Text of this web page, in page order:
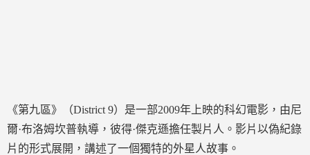
《第九區》（District 9）是一部2009年上映的科幻電影，由尼
爾·布洛姆坎普執導，彼得·傑克遜擔任製片人。影片以偽紀錄
片的形式展開，講述了一個獨特的外星人故事。